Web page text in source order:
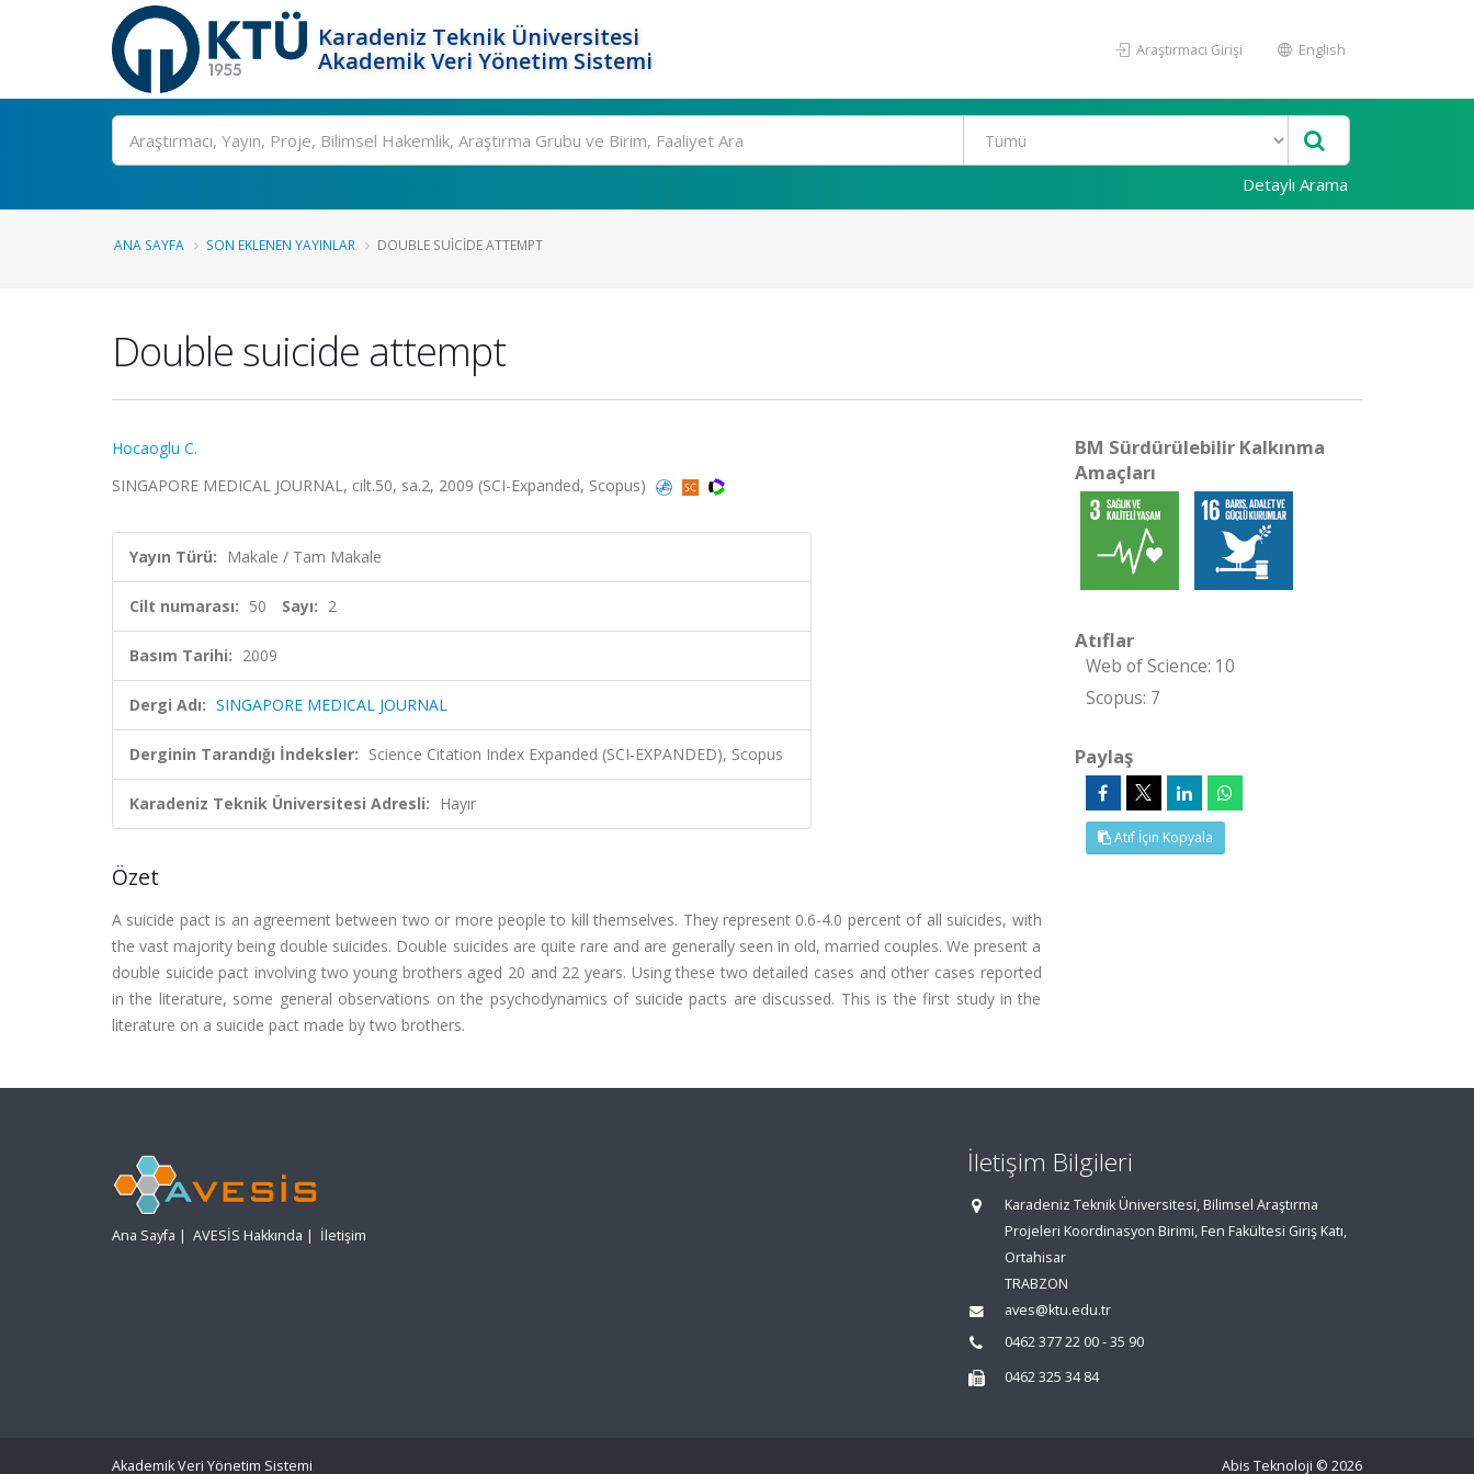
Karadeniz Teknik Üniversitesi
Akademik Veri Yönetim Sistemi
Araştırmacı Girişi English
Ara
Detaylı Arama
ANA SAYFA SON EKLENEN YAYINLAR DOUBLE SUICIDE ATTEMPT
Double suicide attempt
Hocaoglu C.
SINGAPORE MEDICAL JOURNAL, cilt.50, sa.2, 2009 (SCI-Expanded, Scopus)
Yayın Türü: Makale / Tam Makale
Cilt numarası: 50 Sayı: 2
Basım Tarihi: 2009
Dergi Adı: SINGAPORE MEDICAL JOURNAL
Derginin Tarandığı İndeksler: Science Citation Index Expanded (SCI-EXPANDED), Scopus
Karadeniz Teknik Üniversitesi Adresli: Hayır
Özet
A suicide pact is an agreement between two or more people to kill themselves. They represent 0.6-4.0 percent of all suicides, with
the vast majority being double suicides. Double suicides are quite rare and are generally seen in old, married couples. We present a
double suicide pact involving two young brothers aged 20 and 22 years. Using these two detailed cases and other cases reported
in the literature, some general observations on the psychodynamics of suicide pacts are discussed. This is the first study in the
literature on a suicide pact made by two brothers.
BM Sürdürülebilir Kalkınma
Amaçları
Atıflar
Web of Science: 10
Scopus: 7
Paylaş
Atıf İçin Kopyala
Ana Sayfa | AVESİS Hakkında | İletişim
İletişim Bilgileri
Karadeniz Teknik Üniversitesi, Bilimsel Araştırma
Projeleri Koordinasyon Birimi, Fen Fakültesi Giriş Katı,
Ortahisar
TRABZON
aves@ktu.edu.tr
0462 377 22 00 - 35 90
0462 325 34 84
Akademik Veri Yönetim Sistemi Abis Teknoloji © 2026